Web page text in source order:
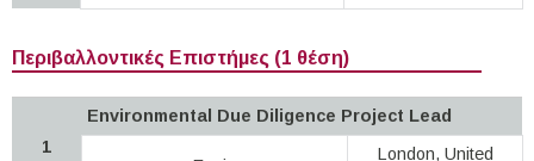
Περιβαλλοντικές Επιστήμες (1 θέση)
1
Environmental Due Diligence Project Lead
London, United